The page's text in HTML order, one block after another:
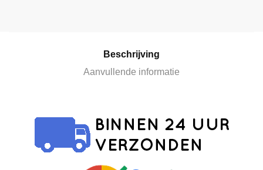
Beschrijving
Aanvullende informatie